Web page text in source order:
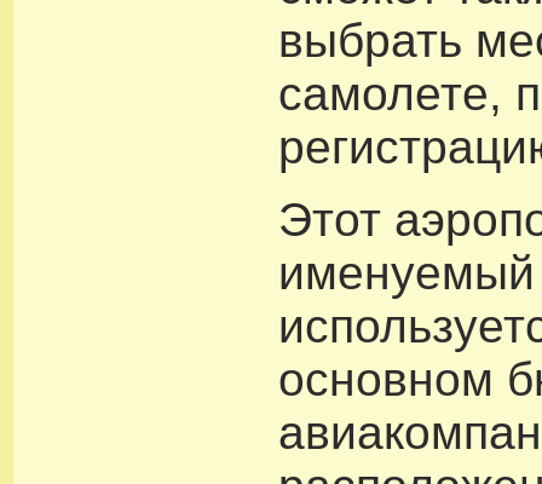
выбрать
самолете,
Этот
именуемый
основном